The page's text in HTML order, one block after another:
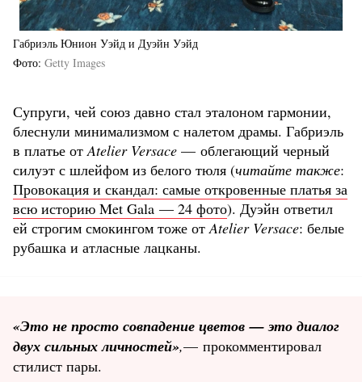
Габриэль Юнион Уэйд и Дуэйн Уэйд
Фото Getty Images
Супруги, чей союз давно стал эталоном гармонии,
блеснули минимализмом с налетом драмы. Габриэль
в платье отAtelier Versace — облегающий черный
силуэт с шлейфом из белого тюля (читайте также:
Провокация и скандал: самые откровенные платья за
всю историю Met Gala — 24 фото). Дуэйн ответил
ей строгим смокингом тоже отAtelier Versace: белые
рубашка и атласные лацканы.
«Это не просто совпадение цветов — это диалог
двух сильных личностей»,— прокомментировал
стилист пары.